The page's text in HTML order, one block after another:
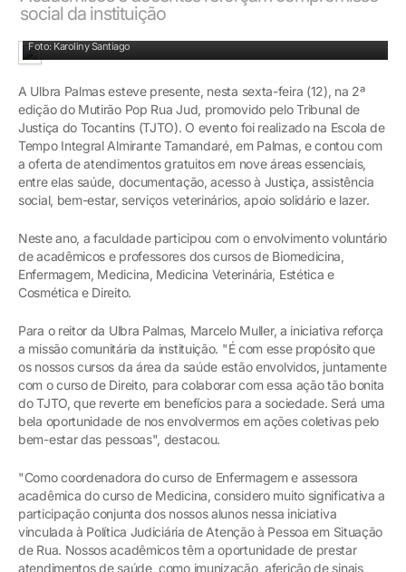
social da instituição
Foto: Karoliny Santiago
A Ulbra Palmas esteve presente, nesta sexta-feira (12), na 2ª
edição do Mutirão Pop Rua Jud, promovido pelo Tribunal de
Justiça do Tocantins (TJTO). O evento foi realizado na Escola de
Tempo Integral Almirante Tamandaré, em Palmas, e contou com
a oferta de atendimentos gratuitos em nove áreas essenciais,
entre elas saúde, documentação, acesso à Justiça, assistência
social, bem-estar, serviços veterinários, apoio solidário e lazer.
Neste ano, a faculdade participou com o envolvimento voluntário
de acadêmicos e professores dos cursos de Biomedicina,
Enfermagem, Medicina, Medicina Veterinária, Estética e
Cosmética e Direito.
Para o reitor da Ulbra Palmas, Marcelo Muller, a iniciativa reforça
a missão comunitária da instituição. "É com esse propósito que
os nossos cursos da área da saúde estão envolvidos, juntamente
com o curso de Direito, para colaborar com essa ação tão bonita
do TJTO, que reverte em benefícios para a sociedade. Será uma
bela oportunidade de nos envolvermos em ações coletivas pelo
bem-estar das pessoas", destacou.
"Como coordenadora do curso de Enfermagem e assessora
acadêmica do curso de Medicina, considero muito significativa a
participação conjunta dos nossos alunos nessa iniciativa
vinculada à Política Judiciária de Atenção à Pessoa em Situação
de Rua. Nossos acadêmicos têm a oportunidade de prestar
atendimentos de saúde, como imunização, aferição de sinais